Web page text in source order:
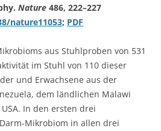
Nature 486, 222–227
nature11053; PDF
aus Stuhlproben von 531
im Stuhl von 110 dieser
und Erwachsene aus der
dem ländlichen Malawi
In den ersten drei
Mikrobiom in allen drei